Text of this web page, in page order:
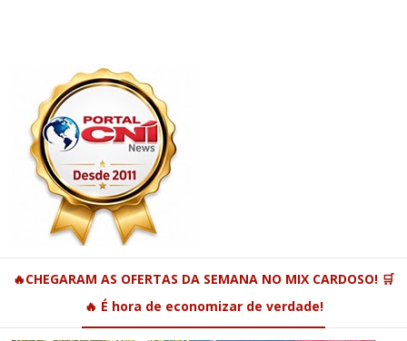
🔥CHEGARAM AS OFERTAS DA SEMANA NO MIX CARDOSO! 🛒
🔥 É hora de economizar de verdade!